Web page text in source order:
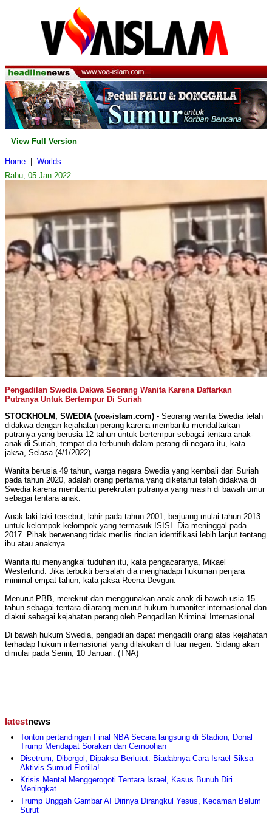
View Full Version
Home
Worlds
Rabu, 05 Jan 2022
Pengadilan Swedia Dakwa Seorang Wanita Karena Daftarkan
Putranya Untuk Bertempur Di Suriah
STOCKHOLM, SWEDIA (voa-islam.com) - Seorang wanita Swedia telah
didakwa dengan kejahatan perang karena membantu mendaftarkan
putranya yang berusia 12 tahun untuk bertempur sebagai tentara anak-
anak di Suriah, tempat dia terbunuh dalam perang di negara itu, kata
jaksa, Selasa (4/1/2022).
Wanita berusia 49 tahun, warga negara Swedia yang kembali dari Suriah
pada tahun 2020, adalah orang pertama yang diketahui telah didakwa di
Swedia karena membantu perekrutan putranya yang masih di bawah umur
sebagai tentara anak.
Anak laki-laki tersebut, lahir pada tahun 2001, berjuang mulai tahun 2013
untuk kelompok-kelompok yang termasuk ISISI. Dia meninggal pada
2017. Pihak berwenang tidak merilis rincian identifikasi lebih lanjut tentang
ibu atau anaknya.
Wanita itu menyangkal tuduhan itu, kata pengacaranya, Mikael
Westerlund. Jika terbukti bersalah dia menghadapi hukuman penjara
minimal empat tahun, kata jaksa Reena Devgun.
Menurut PBB, merekrut dan menggunakan anak-anak di bawah usia 15
tahun sebagai tentara dilarang menurut hukum humaniter internasional dan
diakui sebagai kejahatan perang oleh Pengadilan Kriminal Internasional.
Di bawah hukum Swedia, pengadilan dapat mengadili orang atas kejahatan
terhadap hukum internasional yang dilakukan di luar negeri. Sidang akan
dimulai pada Senin, 10 Januari. (TNA)
latestnews
Tonton pertandingan Final NBA Secara langsung di Stadion, Donal
Trump Mendapat Sorakan dan Cemoohan
Disetrum, Diborgol, Dipaksa Berlutut: Biadabnya Cara Israel Siksa
Aktivis Sumud Flotilla!
Krisis Mental Menggerogoti Tentara Israel, Kasus Bunuh Diri
Meningkat
Trump Unggah Gambar AI Dirinya Dirangkul Yesus, Kecaman Belum
Surut